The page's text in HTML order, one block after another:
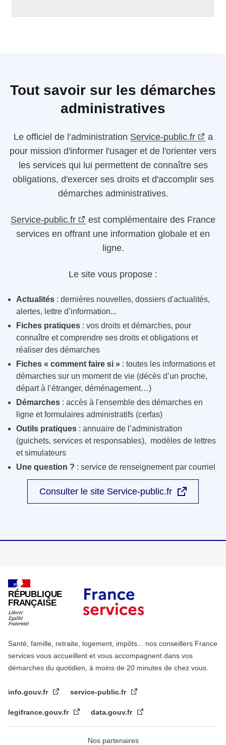
Tout savoir sur les démarches
administratives
Le officiel de l’administration Service-public.fr
a
pour mission d'informer l'usager et de l'orienter vers
les services qui lui permettent de connaître ses
obligations, d'exercer ses droits et d'accomplir ses
démarches administratives.
Service-public.fr
est complémentaire des France
services en offrant une information globale et en
ligne.
Le site vous propose :
Actualités : dernières nouvelles, dossiers d'actualités,
alertes, lettre d’information...
Fiches pratiques : vos droits et démarches, pour
connaître et comprendre ses droits et obligations et
réaliser des démarches
Fiches « comment faire si » : toutes les informations et
démarches sur un moment de vie (décès d’un proche,
départ à l’étranger, déménagement…)
Démarches : accès à l'ensemble des démarches en
ligne et formulaires administratifs (cerfas)
Outils pratiques : annuaire de l’administration
(guichets, services et responsables), modèles de lettres
et simulateurs
Une question ? : service de renseignement par courriel
Consulter le site Service-public.fr
RÉPUBLIQUE
FRANÇAISE
Santé, famille, retraite, logement, impôts... nos conseillers France
services vous accueillent et vous accompagnent dans vos
démarches du quotidien, à moins de 20 minutes de chez vous.
info.gouv.fr service-public.fr
legifrance.gouv.fr data.gouv.fr
Nos partenaires